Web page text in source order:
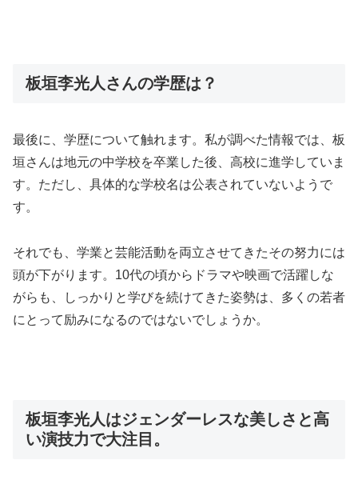
板垣李光人さんの学歴は？
最後に、学歴について触れます。私が調べた情報では、板
垣さんは地元の中学校を卒業した後、高校に進学していま
す。ただし、具体的な学校名は公表されていないようで
す。
それでも、学業と芸能活動を両立させてきたその努力には
頭が下がります。10代の頃からドラマや映画で活躍しな
がらも、しっかりと学びを続けてきた姿勢は、多くの若者
にとって励みになるのではないでしょうか。
板垣李光人はジェンダーレスな美しさと高
い演技力で大注目。